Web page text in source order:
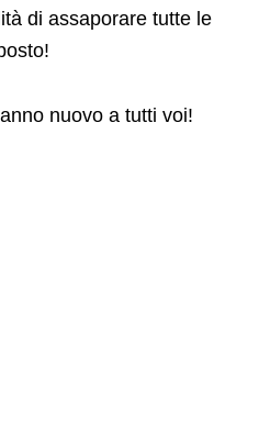
di assaporare tutte le
nuovo a tutti voi!